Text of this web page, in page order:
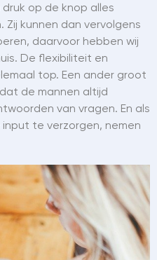
op de knop alles
Zij kunnen dan vervolgens
daarvoor hebben wij
De flexibiliteit en
top. Een ander groot
de mannen altijd
van vragen. En als
te verzorgen, nemen